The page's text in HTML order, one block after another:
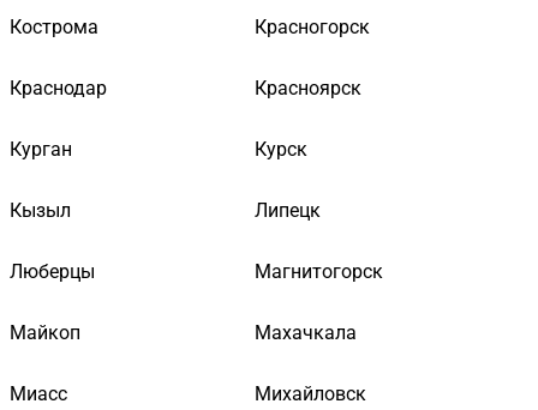
Кострома Красногорск
Краснодар Красноярск
Курган Курск
Кызыл Липецк
Люберцы Магнитогорск
Майкоп Махачкала
Миасс Михайловск